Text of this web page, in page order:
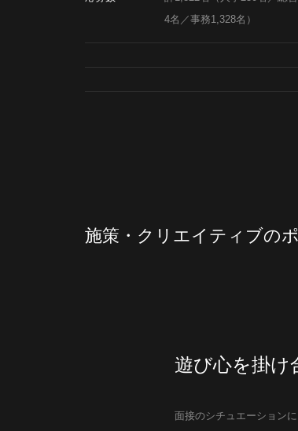
4名／事務1,328名）
施策・クリエイティブの
遊び心を掛け
面接のシチュエーション